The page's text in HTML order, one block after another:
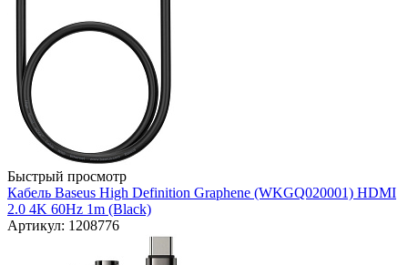
Быстрый просмотр
Кабель Baseus High Definition Graphene (WKGQ020001) HDMI
2.0 4K 60Hz 1m (Black)
Артикул: 1208776